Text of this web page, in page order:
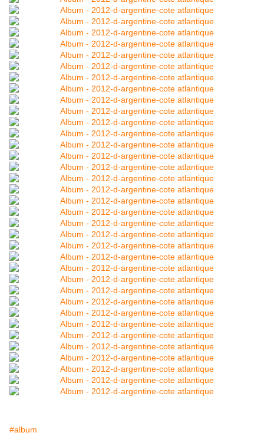
#album